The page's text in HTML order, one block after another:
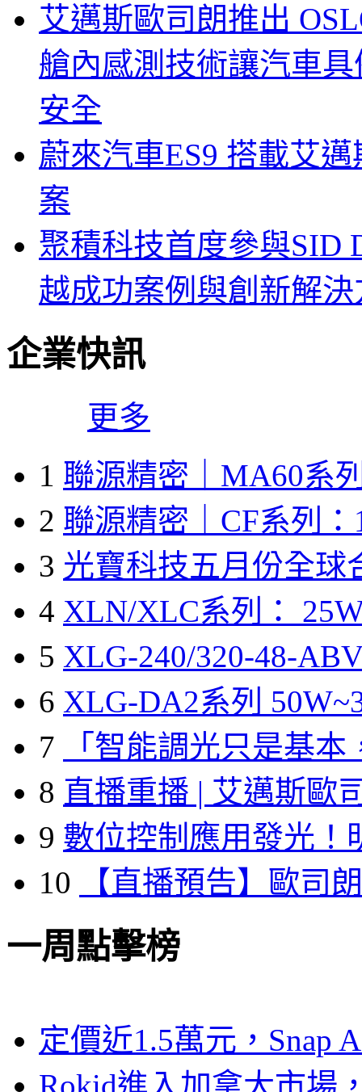
艾邁斯歐司朗推出
艙內感測技術讓汽車
安全
蔚來汽車ES9 搭載艾
案
聚積科技首度參與SID
越成功案例與創新解決
企業快訊
更多
1 聯源精密｜MA60系
2 聯源精密｜CF系列：
3 光寶科技五月份全球
4 XLN/XLC系列：
5 XLG-240/320-48-
6 XLG-DA2系列
7
「智能調光只是基本
8 直播重播 | 艾邁斯歐
9 數位控制應用發光！
10
【直播預告】歐司
一周點擊榜
定價近1.5萬元，Snap